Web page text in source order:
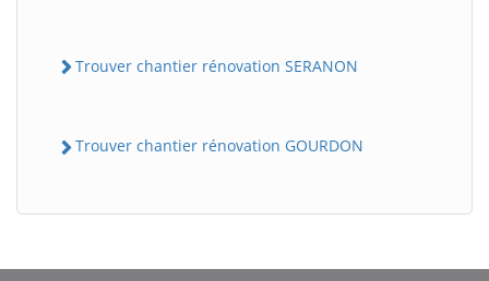
Trouver chantier rénovation SERANON
Trouver chantier rénovation GOURDON
BatiWebPro